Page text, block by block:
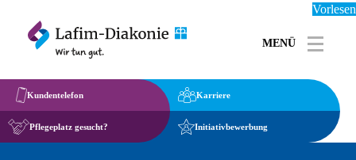
Vorlesen
MENÜ Toggle
Kundentelefon
Pflegeplatz gesucht?
Karriere
Initiativbewerbung